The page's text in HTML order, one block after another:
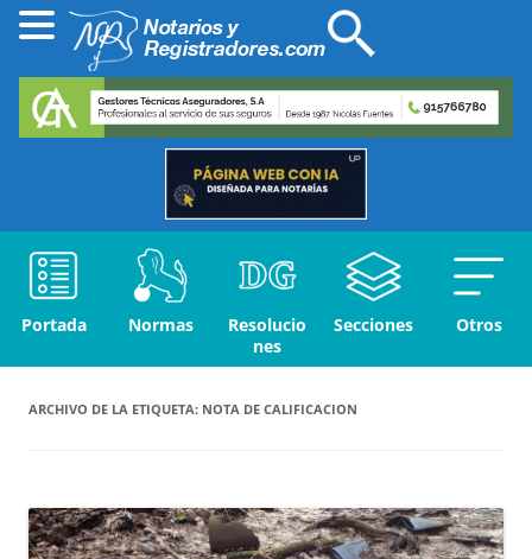
Portada Normas
Resolucio
nes
Secciones Otros
ARCHIVO DE LA ETIQUETA: NOTA DE CALIFICACION